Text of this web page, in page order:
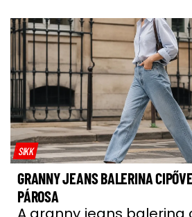
SIKK
GRANNY JEANS BALERINA
PÁROSA